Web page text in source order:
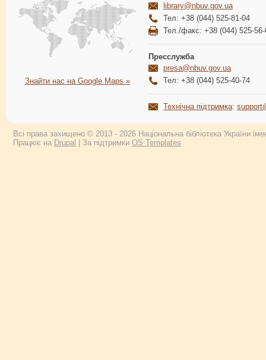
Знайти нас на Google Maps »
library@nbuv.gov.ua
Тел: +38 (044) 525-81-04
Тел./факс: +38 (044) 525-56-
Пресслужба
presa@nbuv.gov.ua
Тел: +38 (044) 525-40-74
Технічна підтримка:
Всі права захищено © 2013 - 2026 Національна бібліотека України
Працює на Drupal | За підтримки OS Templates